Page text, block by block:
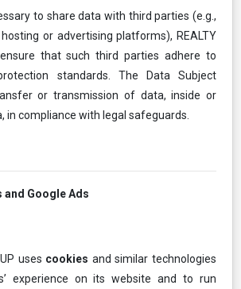
to share data with third parties (e.g.,
or advertising platforms), REALTY
ensure that such third parties adhere to
standards. The Data Subject
or transmission of data, inside or
in compliance with legal safeguards.
and Google Ads
uses cookies and similar technologies
experience on its website and to run